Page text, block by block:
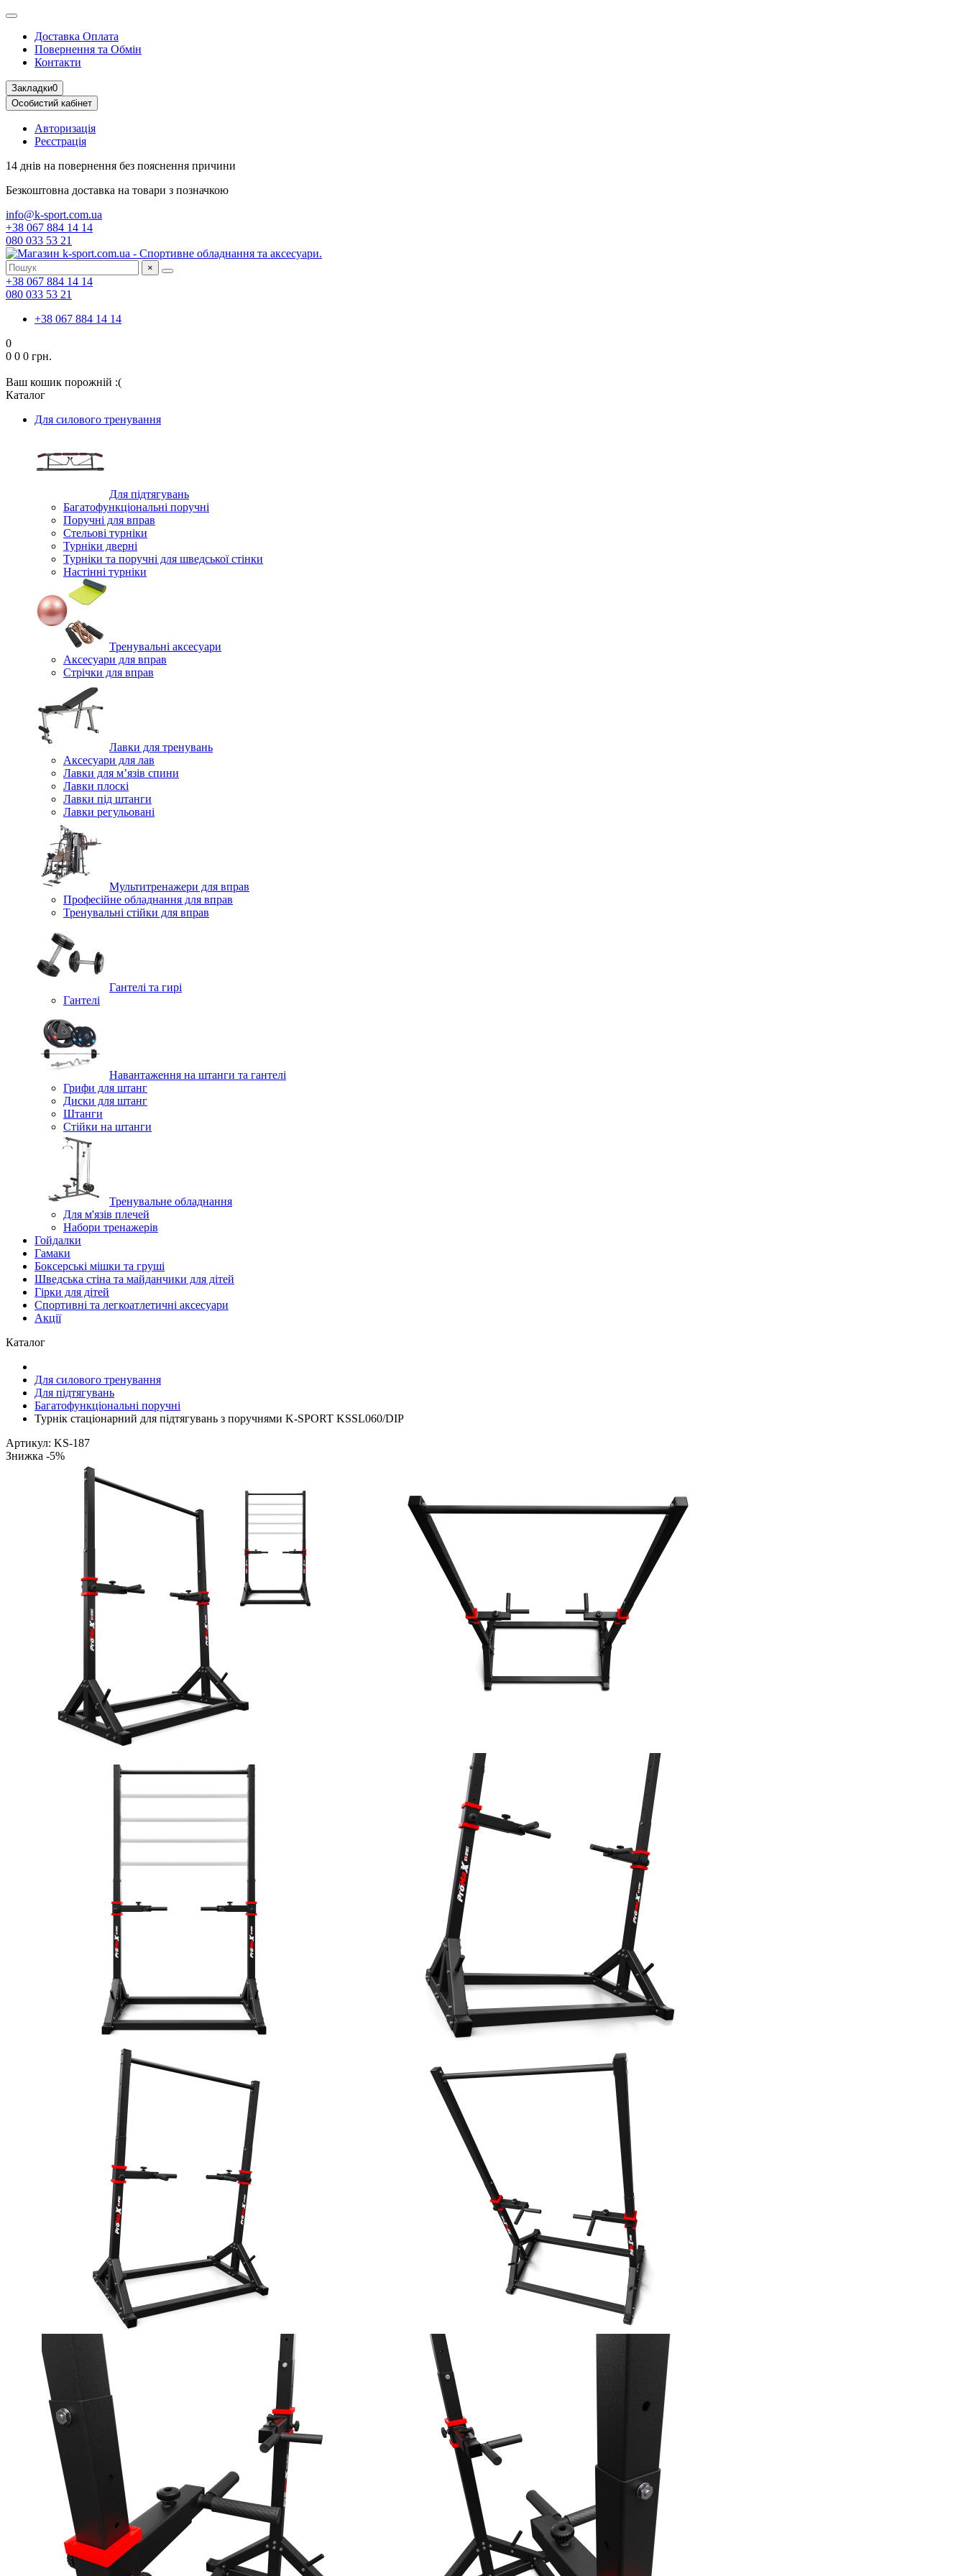
Доставка Оплата
Повернення та Обмін
Контакти
Закладки0
Особистий кабінет
Авторизація
Реєстрація
14 днів на повернення без пояснення причини
Безкоштовна доставка на товари з позначкою
info@k-sport.com.ua
+38 067 884 14 14
080 033 53 21
×
+38 067 884 14 14
080 033 53 21
+38 067 884 14 14
0
0 0 0 грн.
Ваш кошик порожній :(
Каталог
Для силового тренування
Для підтягувань
Багатофункціональні поручні
Поручні для вправ
Стельові турніки
Турніки дверні
Турніки та поручні для шведської стінки
Настінні турніки
Тренувальні аксесуари
Аксесуари для вправ
Стрічки для вправ
Лавки для тренувань
Аксесуари для лав
Лавки для м’язів спини
Лавки плоскі
Лавки під штанги
Лавки регульовані
Мультитренажери для вправ
Професійне обладнання для вправ
Тренувальні стійки для вправ
Гантелі та гирі
Гантелі
Навантаження на штанги та гантелі
Грифи для штанг
Диски для штанг
Штанги
Стійки на штанги
Тренувальне обладнання
Для м'язів плечей
Набори тренажерів
Гойдалки
Гамаки
Боксерські мішки та груші
Шведська стіна та майданчики для дітей
Гірки для дітей
Спортивні та легкоатлетичні аксесуари
Акції
Каталог
Для силового тренування
Для підтягувань
Багатофункціональні поручні
Турнік стаціонарний для підтягувань з поручнями K-SPORT KSSL060/DIP
Артикул: KS-187
Знижка -5%